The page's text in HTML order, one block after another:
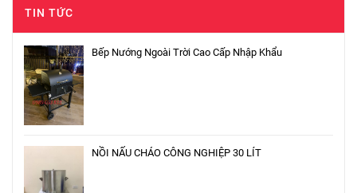
TIN TỨC
Bếp Nướng Ngoài Trời Cao Cấp Nhập Khẩu
NỒI NẤU CHÁO CÔNG NGHIỆP 30 LÍT